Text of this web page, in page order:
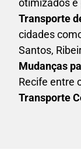
otimizados e
Transporte
cidades
Santos,
Mudanças
Recife entre
Transporte